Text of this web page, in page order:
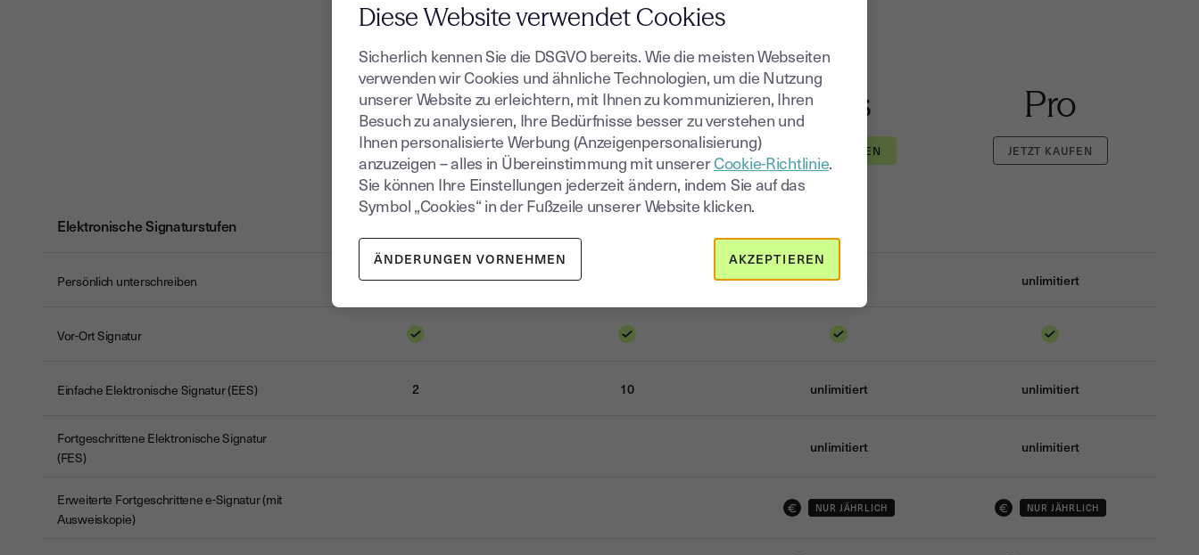
Free One Plus Pro
Elektronische Signaturstufen
Persönlich unterschreiben unlimitiert unlimitiert unlimitiert
Vor-OrtSignatur
Einfache Elektronische Signatur (EES) 2 10 unlimitiert unlimitiert
Fortgeschrittene Elektronische Signatur
(FES)
unlimitiert unlimitiert
Erweiterte Fortgeschrittene e-Signatur (mit
Ausweiskopie)
NUR JÄHRLICH NUR JÄHRLICH
Diese Website verwendet Cookies
Sicherlich kennen Sie die DSGVO bereits. Wie die meisten Webseiten
verwenden wir Cookies und ähnliche Technologien, um die Nutzung
unserer Website zu erleichtern, mit Ihnen zu kommunizieren, Ihren
Besuch zu analysieren, Ihre Bedürfnisse besser zu verstehen und
Ihnen personalisierte Werbung (Anzeigenpersonalisierung)
anzuzeigen – alles in Übereinstimmung mit unsererCookie-Richtlinie.
Sie können Ihre Einstellungen jederzeit ändern, indem Sie auf das
Symbol „Cookies“ in der Fußzeile unserer Website klicken.
ÄNDERUNGEN VORNEHMEN AKZEPTIEREN